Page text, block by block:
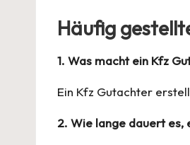
Häufig
1. Was macht ein Kfz
Ein Kfz Gutachter
2. Wie lange dauert es,